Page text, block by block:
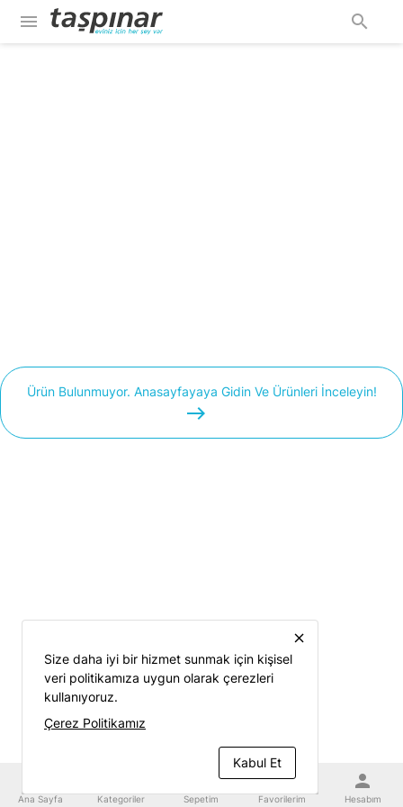
menu search
Ürün Bulunmuyor. Anasayfayaya Gidin Ve Ürünleri İnceleyin!
easts
Ana Sayfa Kategoriler Sepetim
favorite
Favorilerim
person
Hesabım
close
Size daha iyi bir hizmet sunmak için kişisel
veri politikamıza uygun olarak çerezleri
kullanıyoruz.
Çerez Politikamız
Kabul Et